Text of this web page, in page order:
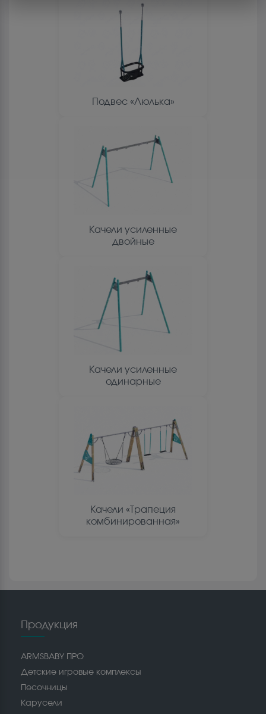
Подвес «Люлька»
Качели усиленные
двойные
Качели усиленные
одинарные
Качели «Трапеция
комбинированная»
Продукция
ARMSBABY ПРО
Детские игровые комплексы
Песочницы
Карусели